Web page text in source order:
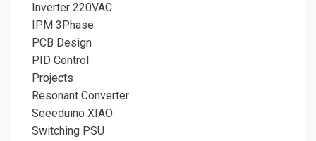
Inverter 220VAC
IPM 3Phase
PCB Design
PID Control
Projects
Resonant Converter
Seeeduino XIAO
Switching PSU